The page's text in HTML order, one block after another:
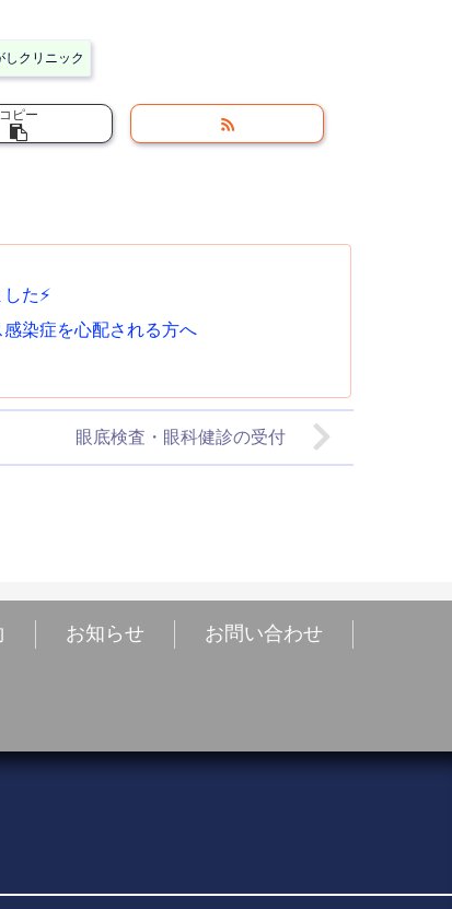
しクリニック
コピー
た⚡
染症を心配される方へ
眼底検査・眼科健診の受付
お知らせ お問い合わせ